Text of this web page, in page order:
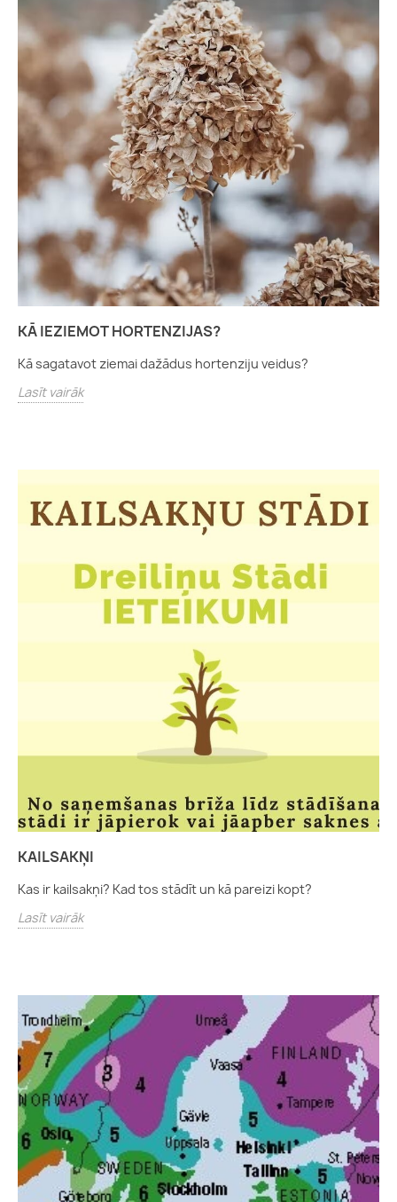
KĀ IEZIEMOT HORTENZIJAS?
Kā sagatavot ziemai dažādus hortenziju veidus?
Lasīt vairāk
KAILSAKŅI
Kas ir kailsakņi? Kad tos stādīt un kā pareizi kopt?
Lasīt vairāk